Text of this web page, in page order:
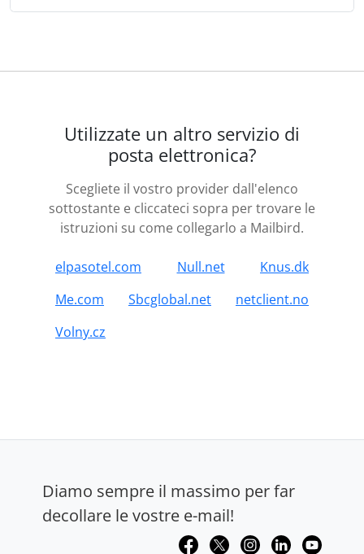
Utilizzate un altro servizio di
posta elettronica?
Scegliete il vostro provider dall'elenco
sottostante e cliccateci sopra per trovare le
istruzioni su come collegarlo a Mailbird.
elpasotel.com Null.net
Knus.dk
Me.com
Sbcglobal.net
netclient.no
Volny.cz
Diamo sempre il massimo per far
decollare le vostre e-mail!